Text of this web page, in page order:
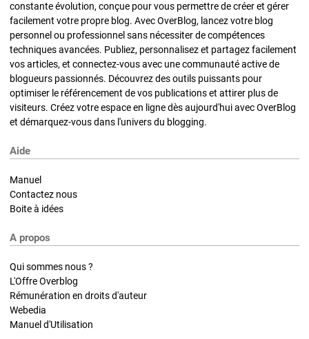
constante évolution, conçue pour vous permettre de créer et gérer
facilement votre propre blog. Avec OverBlog, lancez votre blog
personnel ou professionnel sans nécessiter de compétences
techniques avancées. Publiez, personnalisez et partagez facilement
vos articles, et connectez-vous avec une communauté active de
blogueurs passionnés. Découvrez des outils puissants pour
optimiser le référencement de vos publications et attirer plus de
visiteurs. Créez votre espace en ligne dès aujourd'hui avec OverBlog
et démarquez-vous dans l'univers du blogging.
Aide
Manuel
Contactez nous
Boite à idées
A propos
Qui sommes nous ?
L'Offre Overblog
Rémunération en droits d'auteur
Webedia
Manuel d'Utilisation